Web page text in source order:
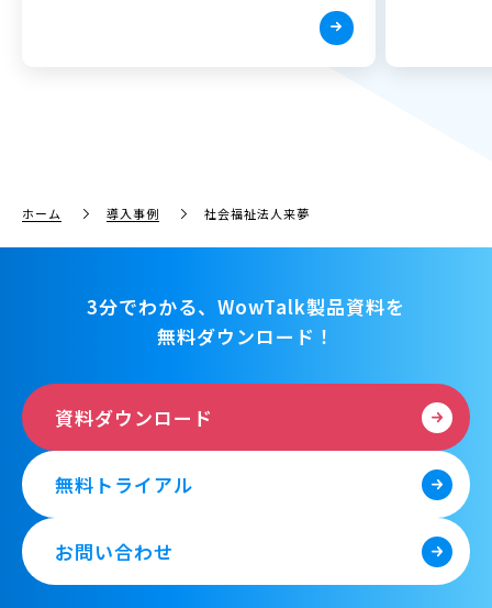
ホーム 導入事例 社会福祉法人来夢
3分でわかる、WowTalk製品資料を
無料ダウンロード！
資料ダウンロード
無料トライアル
お問い合わせ